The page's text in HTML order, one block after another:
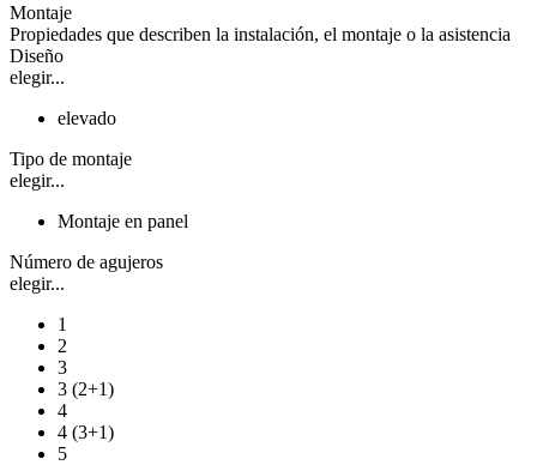
Montaje
Propiedades que describen la instalación, el montaje o la asistencia
Diseño
elegir...
elevado
Tipo de montaje
elegir...
Montaje en panel
Número de agujeros
elegir...
1
2
3
3 (2+1)
4
4 (3+1)
5